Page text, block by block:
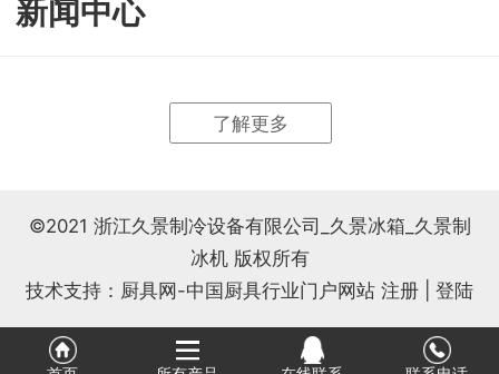
新闻中心
了解更多
©2021 浙江久景制冷设备有限公司_久景冰箱_久景制
冰机 版权所有
技术支持：厨具网-中国厨具行业门户网站 注册 登陆